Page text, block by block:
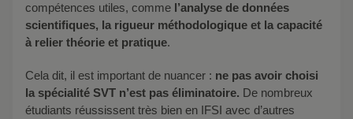
compétences utiles, comme l’analyse de données
scientifiques, la rigueur méthodologique et la capacité
à relier théorie et pratique.
Cela dit, il est important de nuancer : ne pas avoir choisi
la spécialité SVT n’est pas éliminatoire. De nombreux
étudiants réussissent très bien en IFSI avec d’autres